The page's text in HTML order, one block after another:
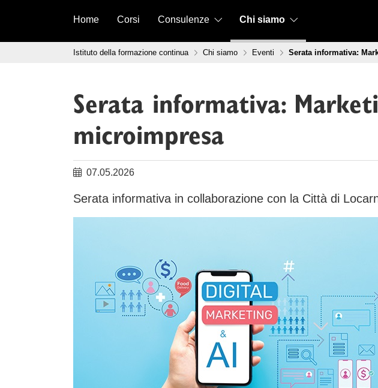
Home
Corsi Consulenze Chi siamo
Tu sei qui:
Istituto della formazione continua Chi siamo Eventi Serata informativa:
Serata informativa:
microimpresa
07.05.2026
Serata informativa in collaborazione con la Città di